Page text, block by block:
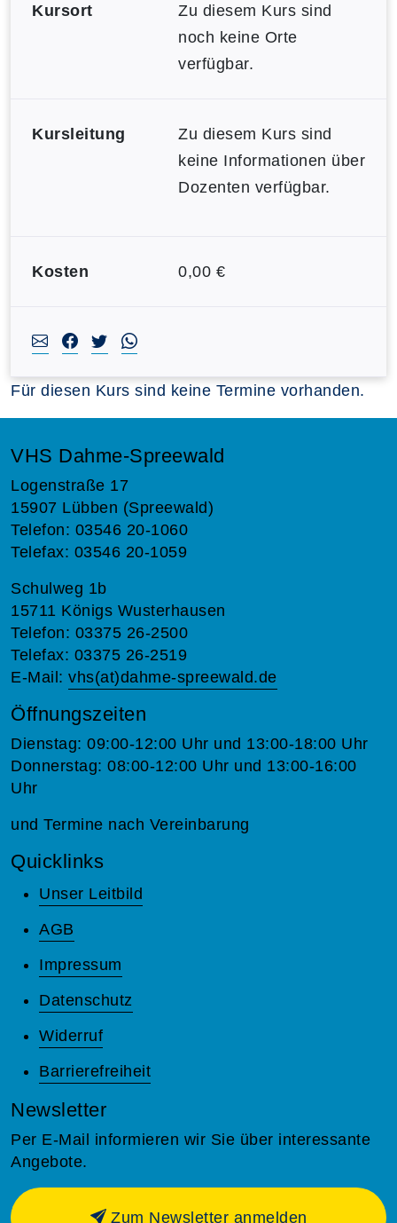
Kursort
Zu diesem Kurs sind
noch keine Orte
verfügbar.
Kursleitung
Zu diesem Kurs sind
keine Informationen über
Dozenten verfügbar.
Kosten 0,00 €
Für diesen Kurs sind keine Termine vorhanden.
VHS Dahme-Spreewald
Logenstraße 17
15907 Lübben (Spreewald)
Telefon: 03546 20-1060
Telefax: 03546 20-1059
Schulweg 1b
15711 Königs Wusterhausen
Telefon: 03375 26-2500
Telefax: 03375 26-2519
E-Mail: vhs(at)dahme-spreewald.de
Öffnungszeiten
Dienstag: 09:00-12:00 Uhr und 13:00-18:00 Uhr
Donnerstag: 08:00-12:00 Uhr und 13:00-16:00
Uhr
und Termine nach Vereinbarung
Quicklinks
Unser Leitbild
AGB
Impressum
Datenschutz
Widerruf
Barrierefreiheit
Newsletter
Per E-Mail informieren wir Sie über interessante
Angebote.
Zum Newsletter anmelden